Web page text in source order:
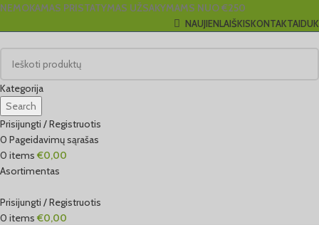
NEMOKAMAS PRISTATYMAS UŽSAKYMAMS NUO €250
NAUJIENLAIŠKISKONTAKTAIDUK
Kategorija
Search
Prisijungti / Registruotis
0 Pageidavimų sąrašas
0 items €0,00
Asortimentas
Prisijungti / Registruotis
0 items €0,00